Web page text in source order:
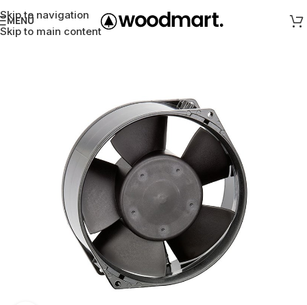
Skip to navigation
Skip to main content
MENÜ